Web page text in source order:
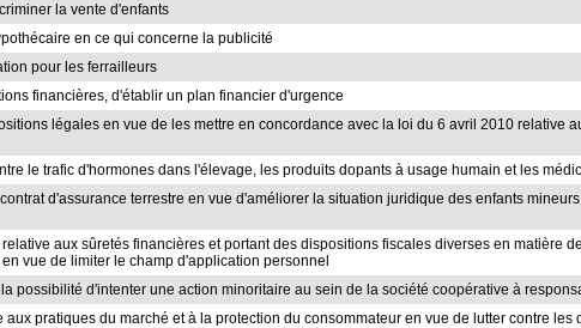
la vente d'enfants
en ce qui concerne la publicité
pour les ferrailleurs
financières, d'établir un plan financier d'urgence
légales en vue de les mettre en concordance avec la loi du 6 avril 2010 relative
le trafic d'hormones dans l'élevage, les produits dopants à usage humain et les
d'assurance terrestre en vue d'améliorer la situation juridique des enfants
aux sûretés financières et portant des dispositions fiscales diverses en matière
vue de limiter le champ d'application personnel
possibilité d'intenter une action minoritaire au sein de la société coopérative à
pratiques du marché et à la protection du consommateur en vue de lutter contre les